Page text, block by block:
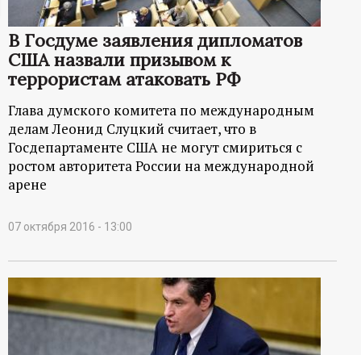
ц
и
о
н
н
ы
й
п
В Госдуме заявления дипломатов
США назвали призывом к
террористам атаковать РФ
Глава думского комитета по международным
делам Леонид Слуцкий считает, что в
Госдепартаменте США не могут смириться с
ростом авторитета России на международной
арене
07 октября 2016 - 13:00